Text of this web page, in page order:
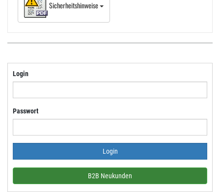
Sicherheitshinweise
Login
Passwort
B2B Neukunden